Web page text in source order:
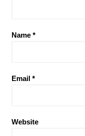
Name *
Email *
Website